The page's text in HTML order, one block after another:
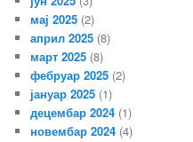
мај 2025 (2)
април 2025 (8)
март 2025 (8)
фебруар 2025 (2)
јануар 2025 (1)
децембар 2024 (1)
новембар 2024 (4)